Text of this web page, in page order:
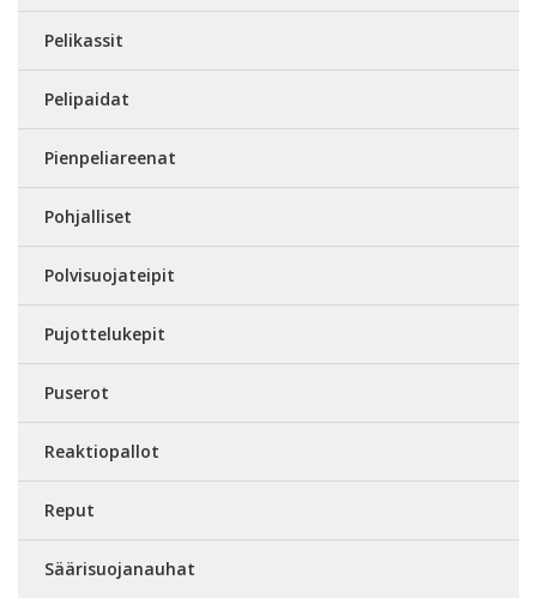
Pelikassit
Pelipaidat
Pienpeliareenat
Pohjalliset
Polvisuojateipit
Pujottelukepit
Puserot
Reaktiopallot
Reput
Säärisuojanauhat